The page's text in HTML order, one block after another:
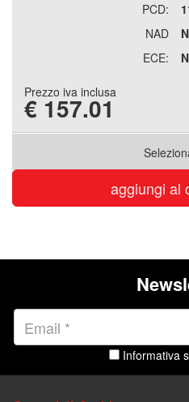
PCD:
NAD
ECE:
Prezzo iva inclusa
€ 157.01
aggiungi al
Informativa